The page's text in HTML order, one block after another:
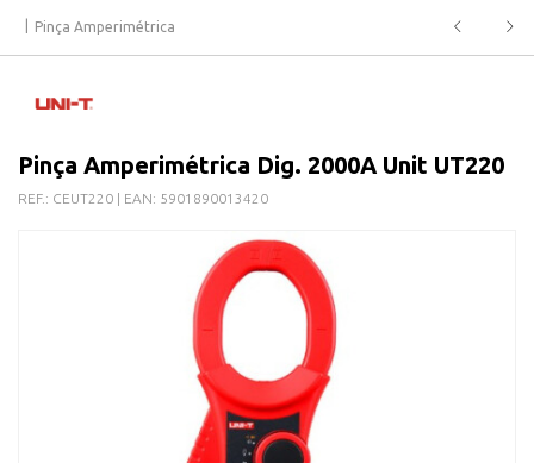
Pinça Amperimétrica
Pinça Amperimétrica Dig. 2000A Unit UT220
REF.: CEUT220 | EAN: 5901890013420